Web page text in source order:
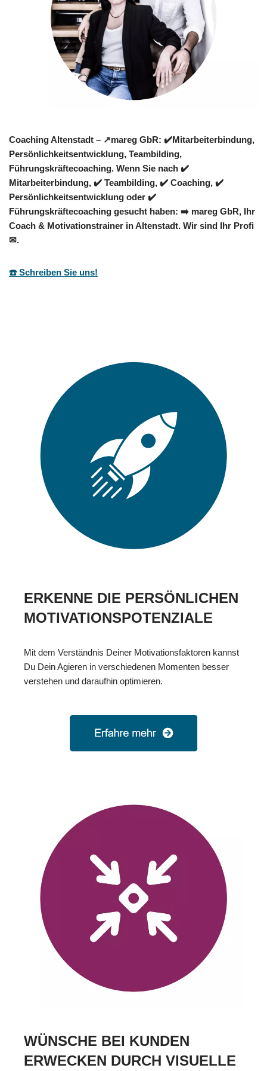
Coaching Altenstadt – ↗️mareg GbR: ✔️Mitarbeiterbindung,
Persönlichkeitsentwicklung, Teambilding,
Führungskräftecoaching. Wenn Sie nach ✔️
Mitarbeiterbindung, ✔️ Teambilding, ✔️ Coaching, ✔️
Persönlichkeitsentwicklung oder ✔️
Führungskräftecoaching gesucht haben: ➡️ mareg GbR, Ihr
Coach & Motivationstrainer in Altenstadt. Wir sind Ihr Profi
✉.
☎️ Schreiben Sie uns!
ERKENNE DIE PERSÖNLICHEN
MOTIVATIONSPOTENZIALE
Mit dem Verständnis Deiner Motivationsfaktoren kannst
Du Dein Agieren in verschiedenen Momenten besser
verstehen und daraufhin optimieren.
WÜNSCHE BEI KUNDEN
ERWECKEN DURCH VISUELLE